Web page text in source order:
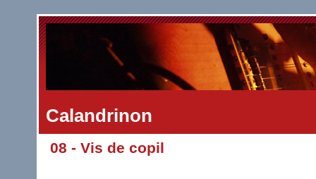
Calandrinon
08 - Vis de copil